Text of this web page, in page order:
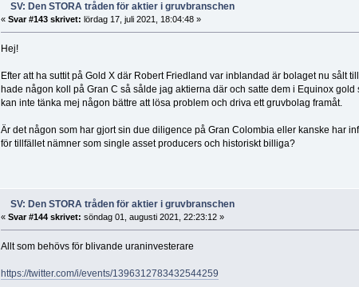
SV: Den STORA tråden för aktier i gruvbranschen
« Svar #143 skrivet: lördag 17, juli 2021, 18:04:48 »
Hej!
Efter att ha suttit på Gold X där Robert Friedland var inblandad är bolaget nu sålt
hade någon koll på Gran C så sålde jag aktierna där och satte dem i Equinox
kan inte tänka mej någon bättre att lösa problem och driva ett gruvbolag framåt.
Är det någon som har gjort sin due diligence på Gran Colombia eller kanske har
för tillfället nämner som single asset producers och historiskt billiga?
SV: Den STORA tråden för aktier i gruvbranschen
« Svar #144 skrivet: söndag 01, augusti 2021, 22:23:12 »
Allt som behövs för blivande uraninvesterare
https://twitter.com/i/events/1396312783432544259